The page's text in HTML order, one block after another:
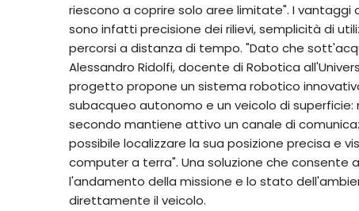
riescono a coprire solo aree limitate". I
sono infatti precisione dei rilievi, semplicità di
percorsi a distanza di tempo. "Dato che
Alessandro Ridolfi, docente di Robotica
progetto propone un sistema robotico
subacqueo autonomo e un veicolo di
secondo mantiene attivo un canale di
possibile localizzare la sua posizione precisa e
computer a terra". Una soluzione che
l'andamento della missione e lo stato
direttamente il veicolo.